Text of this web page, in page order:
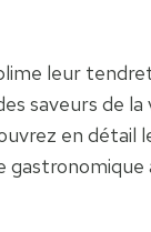
leur
saveurs de la
en détail